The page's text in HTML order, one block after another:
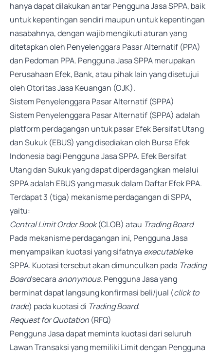
hanya dapat dilakukan antar Pengguna Jasa SPPA, baik
untuk kepentingan sendiri maupun untuk kepentingan
nasabahnya, dengan wajib mengikuti aturan yang
ditetapkan oleh Penyelenggara Pasar Alternatif (PPA)
dan Pedoman PPA. Pengguna Jasa SPPA merupakan
Perusahaan Efek, Bank, atau pihak lain yang disetujui
oleh Otoritas Jasa Keuangan (OJK).
Sistem Penyelenggara Pasar Alternatif (SPPA)
Sistem Penyelenggara Pasar Alternatif (SPPA) adalah
platform perdagangan untuk pasar Efek Bersifat Utang
dan Sukuk (EBUS) yang disediakan oleh Bursa Efek
Indonesia bagi Pengguna Jasa SPPA. Efek Bersifat
Utang dan Sukuk yang dapat diperdagangkan melalui
SPPA adalah EBUS yang masuk dalam Daftar Efek PPA.
Terdapat 3 (tiga) mekanisme perdagangan di SPPA,
yaitu:
Central Limit Order Book(CLOB) atau Trading Board
Pada mekanisme perdagangan ini, Pengguna Jasa
menyampaikan kuotasi yang sifatnya executableke
SPPA. Kuotasi tersebut akan dimunculkan pada Trading
Boardsecara anonymous. Pengguna Jasa yang
berminat dapat langsung konfirmasi beli/jual (click to
trade) pada kuotasi di Trading Board.
Request for Quotation (RFQ)
Pengguna Jasa dapat meminta kuotasi dari seluruh
Lawan Transaksi yang memiliki Limit dengan Pengguna